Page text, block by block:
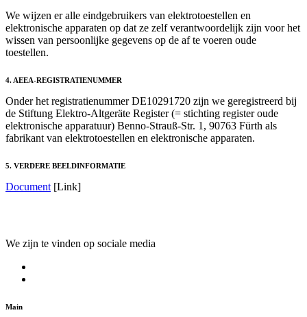
We wijzen er alle eindgebruikers van elektrotoestellen en
elektronische apparaten op dat ze zelf verantwoordelijk zijn voor het
wissen van persoonlijke gegevens op de af te voeren oude
toestellen.
4. AEEA-REGISTRATIENUMMER
Onder het registratienummer DE10291720 zijn we geregistreerd bij
de Stiftung Elektro-Altgeräte Register (= stichting register oude
elektronische apparatuur) Benno-Strauß-Str. 1, 90763 Fürth als
fabrikant van elektrotoestellen en elektronische apparaten.
5. VERDERE BEELDINFORMATIE
Document [Link]
We zijn te vinden op sociale media
Main